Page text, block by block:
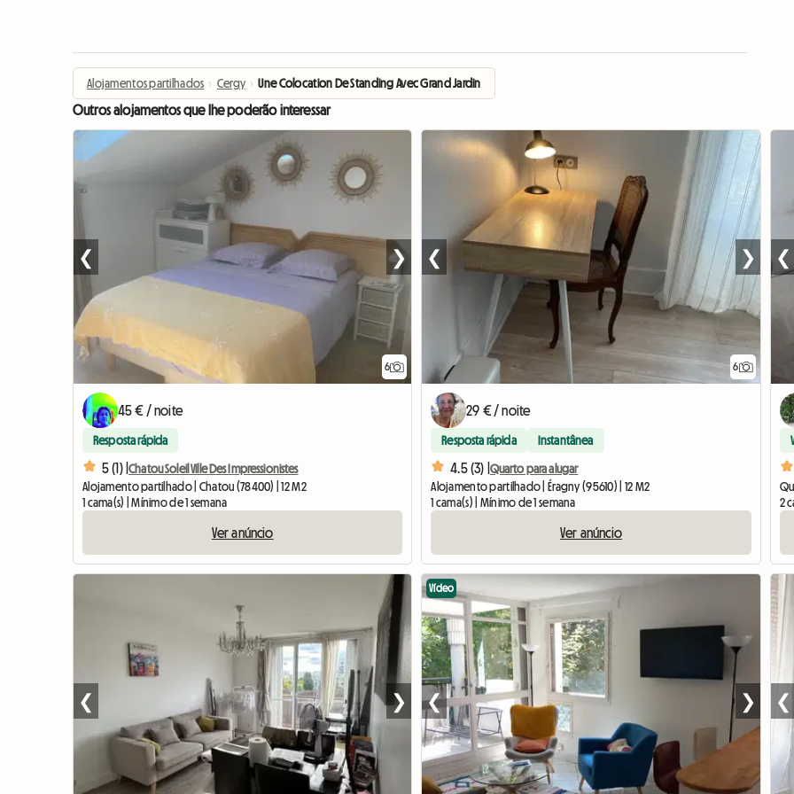
Alojamentos partilhados › Cergy › Une Colocation De Standing Avec Grand Jardin
Outros alojamentos que lhe poderão interessar
6
❮ ❯
45 € / noite
Resposta rápida
5 (1) |Chatou Soleil Ville Des Impressionistes
Alojamento partilhado | Chatou (78400) | 12 M2
1 cama(s) | Mínimo de 1 semana
Ver anúncio
6
❮ ❯
29 € / noite
Resposta rápida Instantânea
4.5 (3) | Quarto para alugar
Alojamento partilhado | Éragny (95610) | 12 M2
1 cama(s) | Mínimo de 1 semana
Ver anúncio
❮
2
❮ ❯
Vídeo
❮ ❯ ❮